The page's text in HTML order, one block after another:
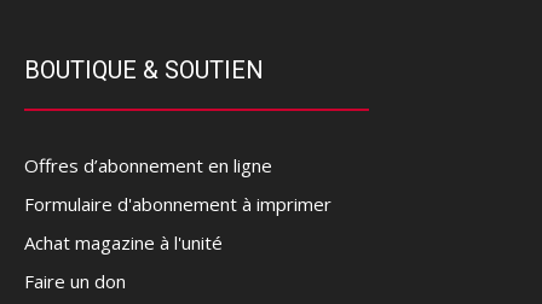
BOUTIQUE & SOUTIEN
Offres d’abonnement en ligne
Formulaire d'abonnement à imprimer
Achat magazine à l'unité
Faire un don